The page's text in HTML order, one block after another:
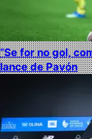
“Se for no gol,
lance de Pavón